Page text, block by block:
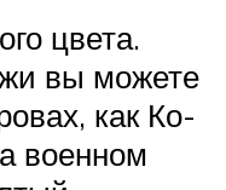
цвета.
вы можете
как Ко-
военном